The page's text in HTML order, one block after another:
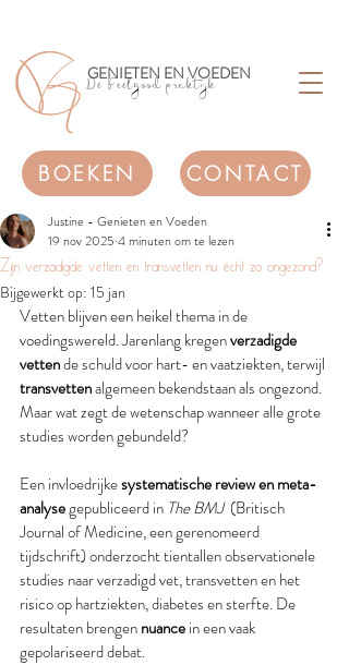
GENIETEN EN VOEDEN
Dé Feelgood praktijk
BOEKEN CONTACT
Zijn verzadigde vetten en transvetten nu écht zo ongezond?
Justine - Genieten en Voeden
19 nov 2025 4 minuten om te lezen
Bijgewerkt op: 15 jan
Vetten blijven een heikel thema in de
voedingswereld. Jarenlang kregen verzadigde
vetten de schuld voor hart- en vaatziekten, terwijl
transvetten algemeen bekendstaan als ongezond.
Maar wat zegt de wetenschap wanneer alle grote
studies worden gebundeld?
Een invloedrijke systematische review en meta-
analyse gepubliceerd in The BMJ
  (Britisch
Journal of Medicine, een gerenomeerd
tijdschrift) onderzocht tientallen observationele
studies naar verzadigd vet, transvetten en het
risico op hartziekten, diabetes en sterfte. De
resultaten brengen nuance in een vaak
gepolariseerd debat.